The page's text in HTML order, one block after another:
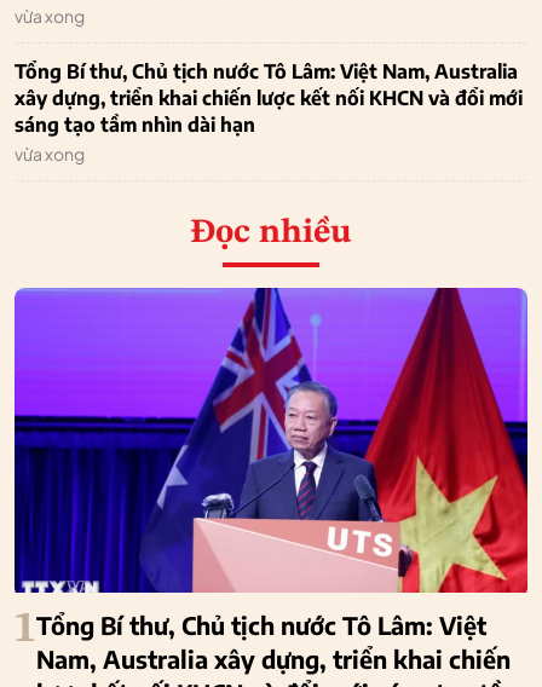
vừa xong
Tổng Bí thư, Chủ tịch nước Tô Lâm: Việt Nam, Australia
xây dựng, triển khai chiến lược kết nối KHCN và đổi mới
sáng tạo tầm nhìn dài hạn
vừa xong
Đọc nhiều
1Tổng Bí thư, Chủ tịch nước Tô Lâm: Việt
Nam, Australia xây dựng, triển khai chiến